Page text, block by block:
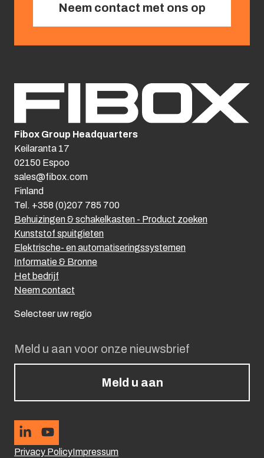
Neem contact met ons op
Meld u aan voor onze nieuwsbrief
Meld u aan
Privacy PolicyImpressum
Behuizingen & schakelkasten - Product zoeken
Kunststof spuitgieten
Elektrische- en automatiseringssystemen
Informatie & Bronne
Het bedrijf
Neem contact
Selecteer uw regio
Fibox Group Headquarters
Keilaranta 17
02150 Espoo
sales@fibox.com
Finland
Tel. +358 (0)207 785 700